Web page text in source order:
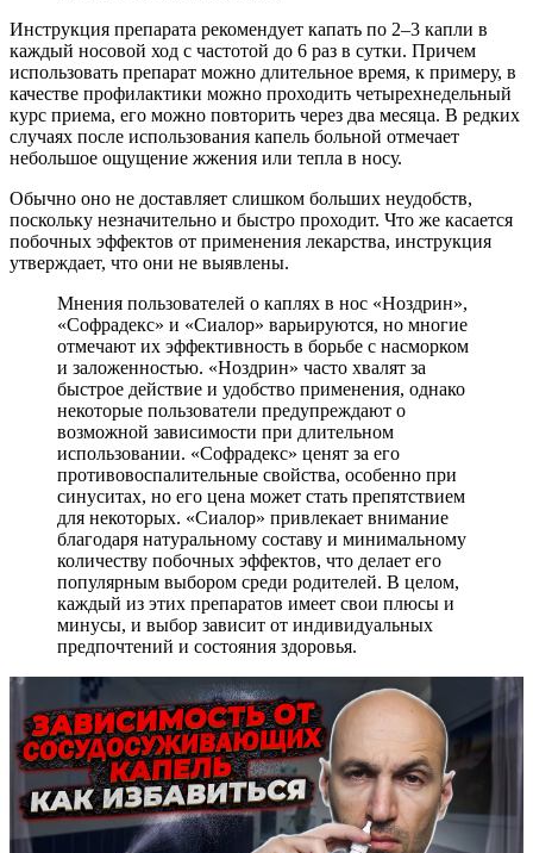
Инструкция препарата рекомендует капать по 2–3 капли в
каждый носовой ход с частотой до 6 раз в сутки. Причем
использовать препарат можно длительное время, к примеру, в
качестве профилактики можно проходить четырехнедельный
курс приема, его можно повторить через два месяца. В редких
случаях после использования капель больной отмечает
небольшое ощущение жжения или тепла в носу.
Обычно оно не доставляет слишком больших неудобств,
поскольку незначительно и быстро проходит. Что же касается
побочных эффектов от применения лекарства, инструкция
утверждает, что они не выявлены.
Мнения пользователей о каплях в нос «Ноздрин»,
«Софрадекс» и «Сиалор» варьируются, но многие
отмечают их эффективность в борьбе с насморком
и заложенностью. «Ноздрин» часто хвалят за
быстрое действие и удобство применения, однако
некоторые пользователи предупреждают о
возможной зависимости при длительном
использовании. «Софрадекс» ценят за его
противовоспалительные свойства, особенно при
синуситах, но его цена может стать препятствием
для некоторых. «Сиалор» привлекает внимание
благодаря натуральному составу и минимальному
количеству побочных эффектов, что делает его
популярным выбором среди родителей. В целом,
каждый из этих препаратов имеет свои плюсы и
минусы, и выбор зависит от индивидуальных
предпочтений и состояния здоровья.